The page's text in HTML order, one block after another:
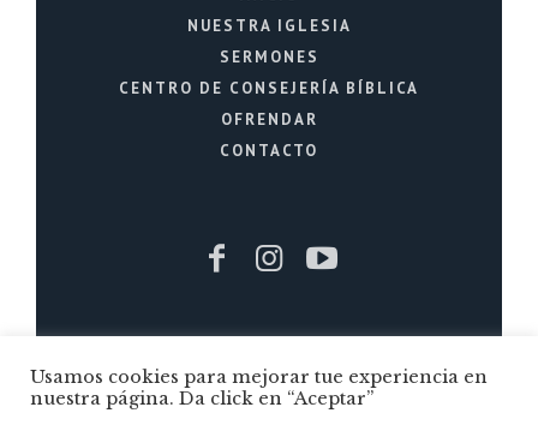
NUESTRA IGLESIA
SERMONES
CENTRO DE CONSEJERÍA BÍBLICA
OFRENDAR
CONTACTO
los Derechos Reservados / Quito - Ecuador
Usamos cookies para mejorar tue experiencia en
nuestra página. Da click en “Aceptar”